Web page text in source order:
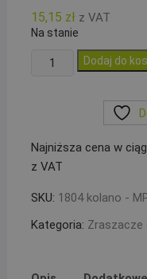
15,15 zł z VAT
Na stanie
ilość
1804
i
kolano
20-
Dodaj do
Najniższa cena w
z VAT
SKU: 1804 kolano -
Kategoria: